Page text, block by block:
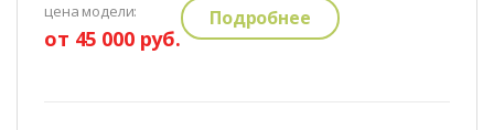
цена модели:
от 45 000 руб.
Подробнее